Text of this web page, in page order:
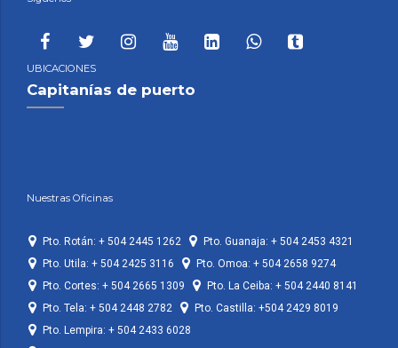
UBICACIONES
Capitanías de puerto
Nuestras Oficinas
Pto. Rotán: + 504 2445 1262
Pto. Guanaja: + 504 2453 4321
Pto. Utila: + 504 2425 3116
Pto. Omoa: + 504 2658 9274
Pto. Cortes: + 504 2665 1309
Pto. La Ceiba: + 504 2440 8141
Pto. Tela: + 504 2448 2782
Pto. Castilla: +504 2429 8019
Pto. Lempira: + 504 2433 6028